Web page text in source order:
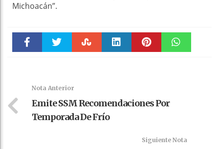
Michoacán”.
Nota Anterior
Emite SSM Recomendaciones Por
Temporada De Frío
Siguiente Nota